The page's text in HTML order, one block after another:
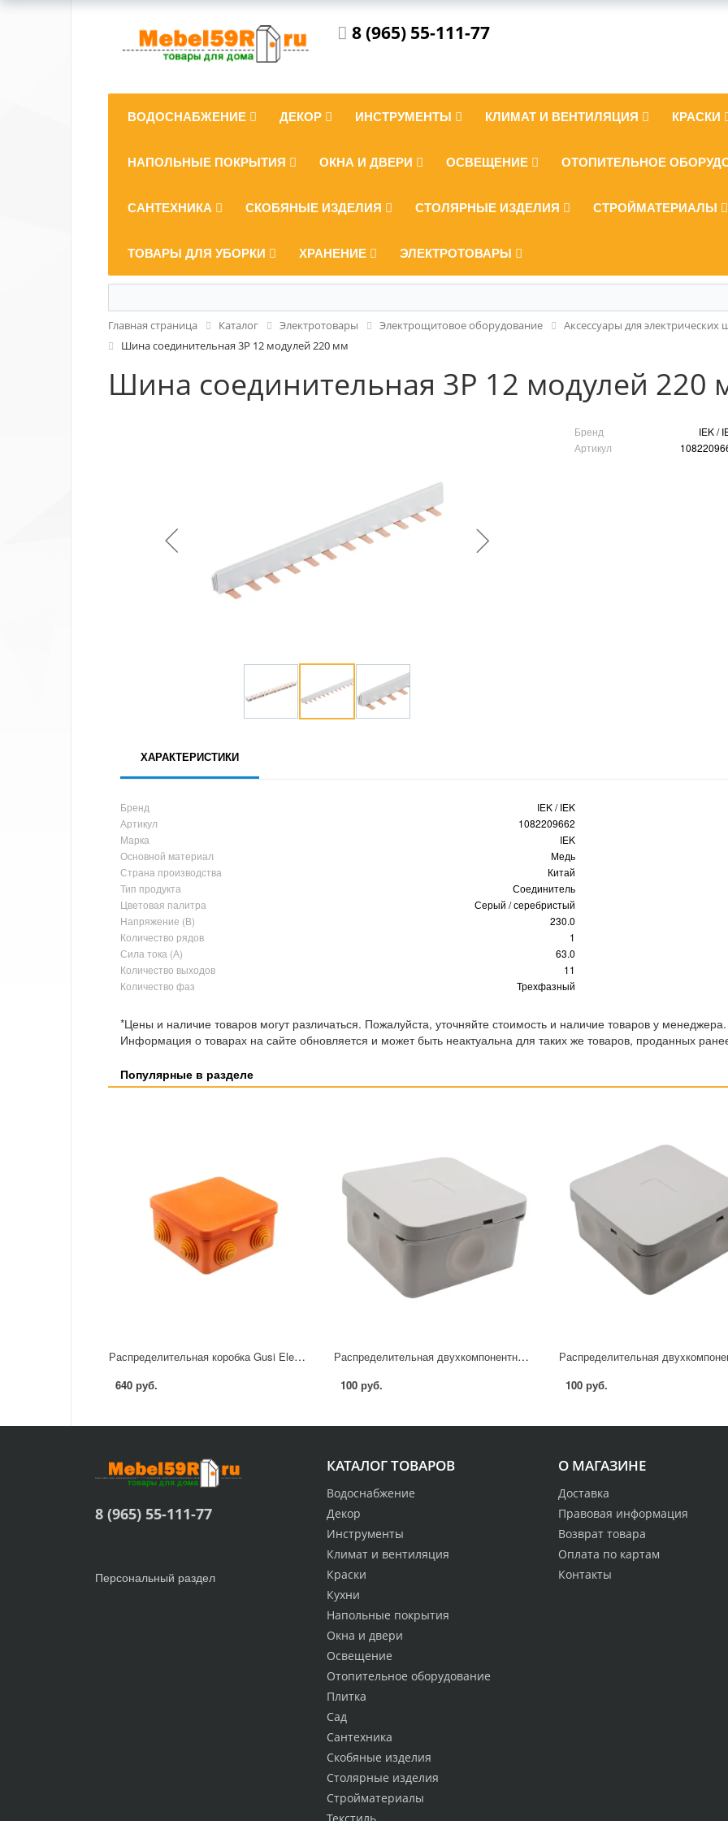
8 (965) 55-111-77
ВОДОСНАБЖЕНИЕ ДЕКОР ИНСТРУМЕНТЫ КЛИМАТ И ВЕНТИЛЯЦИЯ КРАСКИ
НАПОЛЬНЫЕ ПОКРЫТИЯ ОКНА И ДВЕРИ ОСВЕЩЕНИЕ ОТОПИТЕЛЬНОЕ
САНТЕХНИКА СКОБЯНЫЕ ИЗДЕЛИЯ СТОЛЯРНЫЕ ИЗДЕЛИЯ СТРОЙМАТЕРИАЛЫ
ТОВАРЫ ДЛЯ УБОРКИ ХРАНЕНИЕ ЭЛЕКТРОТОВАРЫ
Главная страница Каталог Электротовары Электрощитовое оборудование
Аксессуары для электрических
Шина соединительная 3P 12 модулей 220 мм
Шина соединительная 3P 12 модулей 220
Бренд
IEK /
Артикул
ХАРАКТЕРИСТИКИ
Бренд
IEK / IEK
Артикул
1082209662
Марка
IEK
Основной материал
Медь
Страна производства
Китай
Тип продукта
Соединитель
Цветовая палитра
Серый / серебристый
Напряжение (В)
230.0
Количество рядов
1
Сила тока (А)
63.0
Количество выходов
11
Количество фаз
Трехфазный
*Цены и наличие товаров могут различаться. Пожалуйста, уточняйте стоимость и наличие товаров у менеджера.
Информация о товарах на сайте обновляется и может быть неактуальна для таких же товаров, проданных
Популярные в разделе
Распределительная коробка Gusi Electric 100x100x55 см IP54 цвет оранжевый
640 руб.
Распределительная двуxкомпонентная коробка Mirkl 85x85x40 мм 6 вводов IP66 цвет серый
100 руб. 100 руб.
О МАГАЗИНЕ
Доставка
Правовая информация
Возврат товара
Оплата по картам
Контакты
КАТАЛОГ ТОВАРОВ
Водоснабжение
Декор
Инструменты
Климат и вентиляция
Краски
Кухни
Напольные покрытия
Окна и двери
Освещение
Отопительное оборудование
Плитка
Сад
Сантехника
Скобяные изделия
Столярные изделия
Стройматериалы
8 (965) 55-111-77
Персональный раздел